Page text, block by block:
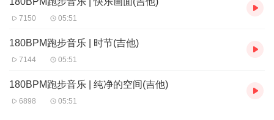
7150 05:51
180BPM跑步音乐 | 时节(吉他)
7144 05:51
180BPM跑步音乐 | 纯净的空间(吉他)
6898 05:51